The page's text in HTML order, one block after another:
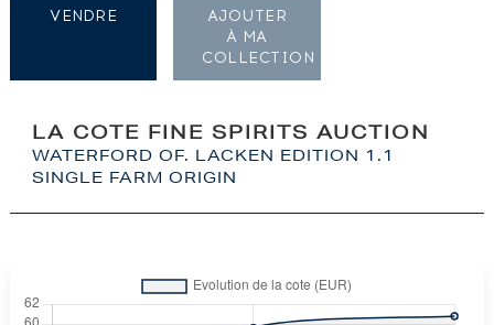
LA COTE FINE SPIRITS AUCTION
WATERFORD OF. LACKEN EDITION 1.1
SINGLE FARM ORIGIN
VENDRE
AJOUTER
À MA
COLLECTION